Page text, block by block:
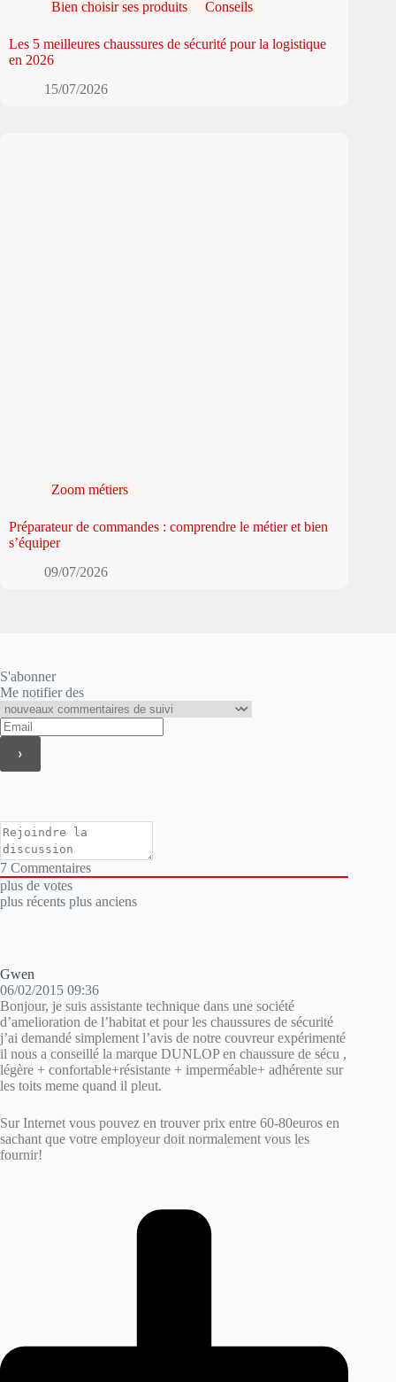
Bien choisir ses produits Conseils
Les 5 meilleures chaussures de sécurité pour la logistique
en 2026
15/07/2026
Zoom métiers
Préparateur de commandes : comprendre le métier et bien
s’équiper
09/07/2026
S'abonner
Me notifier des
7 Commentaires
plus de votes
plus récents plus anciens
Gwen
06/02/2015 09:36
Bonjour, je suis assistante technique dans une société
d’amelioration de l’habitat et pour les chaussures de sécurité
j’ai demandé simplement l’avis de notre couvreur expérimenté
il nous a conseillé la marque DUNLOP en chaussure de sécu ,
légère + confortable+résistante + imperméable+ adhérente sur
les toits meme quand il pleut.
Sur Internet vous pouvez en trouver prix entre 60-80euros en
sachant que votre employeur doit normalement vous les
fournir!